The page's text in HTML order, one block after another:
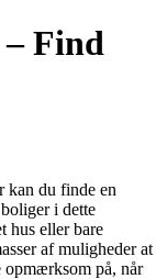
– Find
kan du finde en
i dette
hus eller bare
af muligheder at
på, når